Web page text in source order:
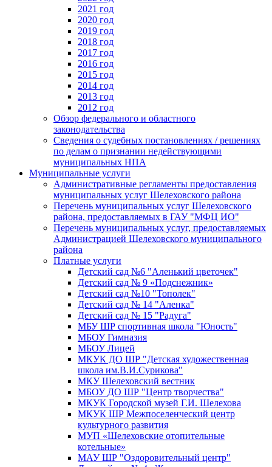
2021 год
2020 год
2019 год
2018 год
2017 год
2016 год
2015 год
2014 год
2013 год
2012 год
Обзор федерального и областного
законодательства
Сведения о судебных постановлениях / решениях
по делам о признании недействующими
муниципальных НПА
Муниципальные услуги
Административные регламенты предоставления
муниципальных услуг Шелеховского района
Перечень муниципальных услуг Шелеховского
района, предоставляемых в ГАУ "МФЦ ИО"
Перечень муниципальных услуг, предоставляемых
Администрацией Шелеховского муниципального
района
Платные услуги
Детский сад №6 "Аленький цветочек"
Детский сад № 9 «Подснежник»
Детский сад №10 "Тополек"
Детский сад № 14 "Аленка"
Детский сад № 15 "Радуга"
МБУ ШР спортивная школа "Юность"
МБОУ Гимназия
МБОУ Лицей
МКУК ДО ШР "Детская художественная
школа им.В.И.Сурикова"
МКУ Шелеховский вестник
МБОУ ДО ШР "Центр творчества"
МКУК Городской музей Г.И. Шелехова
МКУК ШР Межпоселенческий центр
культурного развития
МУП «Шелеховские отопительные
котельные»
МАУ ШР "Оздоровительный центр"